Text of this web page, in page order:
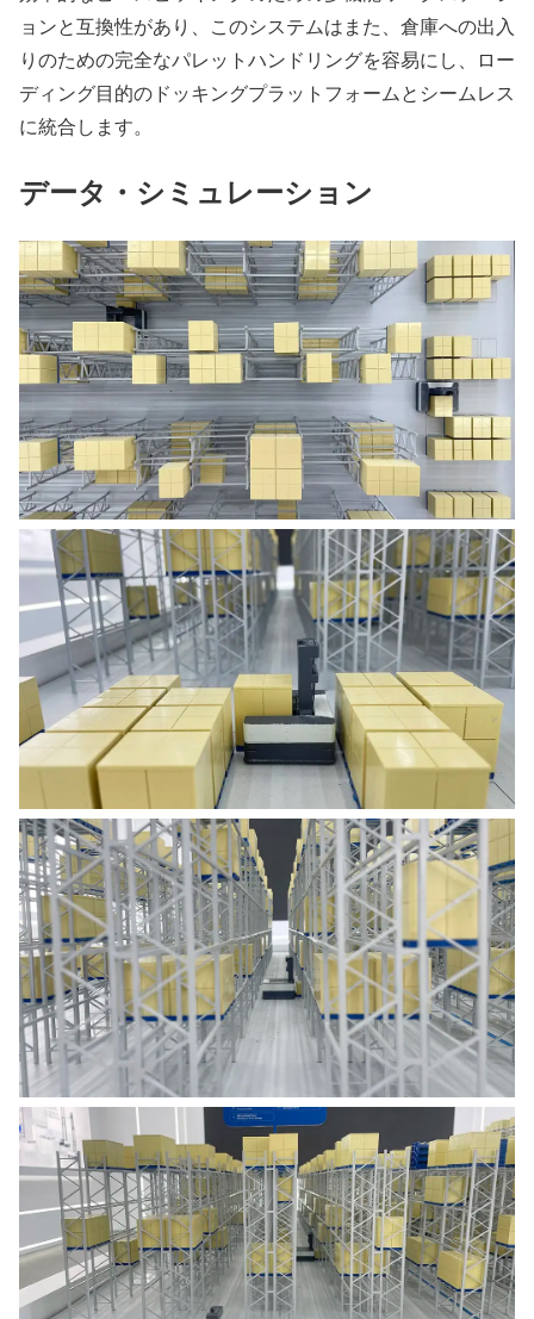
ョンと互換性があり、このシステムはまた、倉庫への出入
りのための完全なパレットハンドリングを容易にし、ロー
ディング目的のドッキングプラットフォームとシームレス
に統合します。
データ・シミュレーション